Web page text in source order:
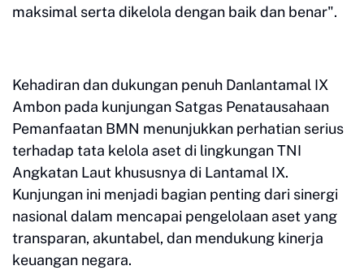
maksimal serta dikelola dengan baik dan benar".
Kehadiran dan dukungan penuh Danlantamal IX
Ambon pada kunjungan Satgas Penatausahaan
Pemanfaatan BMN menunjukkan perhatian serius
terhadap tata kelola aset di lingkungan TNI
Angkatan Laut khususnya di Lantamal IX.
Kunjungan ini menjadi bagian penting dari sinergi
nasional dalam mencapai pengelolaan aset yang
transparan, akuntabel, dan mendukung kinerja
keuangan negara.